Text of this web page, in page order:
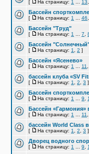
[ На страницу: 1 13
Бассейн
[ На страницу: 1 46
Бассейн "Труд"
[ На страницу: 1 7
Бассейн
[ На страницу: 1 2 ]
Бассейн «Ясенево»
[ На страницу: 1 11
бассейн клуба «SV
[ На страницу: 1 2 3 ]
Бассейн
[ На страницу: 1 9
Бассейн «Гармония»
[ На страницу: 1 11
бассейн World Class
[ На страницу: 1 2 3 ]
Дворец водного
[ На страницу: 1 9